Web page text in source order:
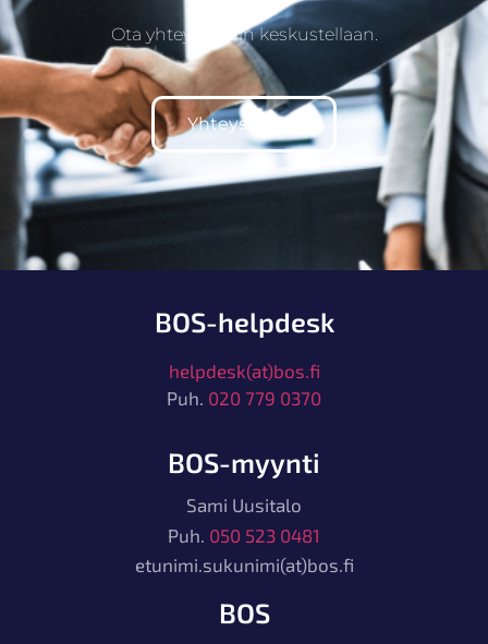
Ota yhteyttä, niin keskustellaan.
Yhteystiedot
BOS-helpdesk
helpdesk(at)bos.fi
Puh. 020 779 0370
BOS-myynti
Sami Uusitalo
Puh. 050 523 0481
etunimi.sukunimi(at)bos.fi
BOS